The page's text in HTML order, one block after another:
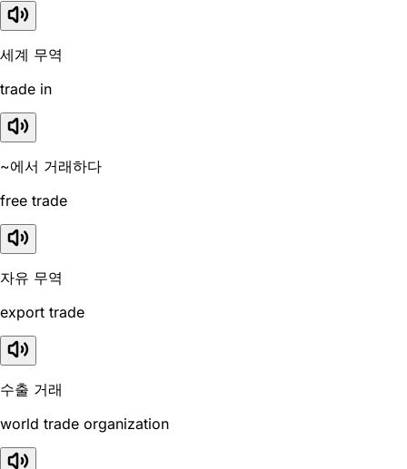
세계 무역
trade in
~에서 거래하다
free trade
자유 무역
export trade
수출 거래
world trade organization